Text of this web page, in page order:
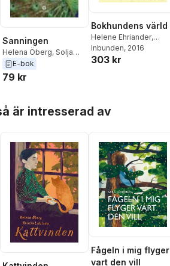
Sanningen
Helena Öberg, Solja
Krapu
E-bok
79 kr
Bokhundens värld
Helene Ehriander,
Sabina Henriksson
Jeanette Bergenstav
Ringqvist
Sjösvärd,Linda
Sturesson,Helena
Öberg,Angelica Öhrn
Inbunden, 2016
303 kr
är intresserad av
Fågeln i mig flyger
vart den vill